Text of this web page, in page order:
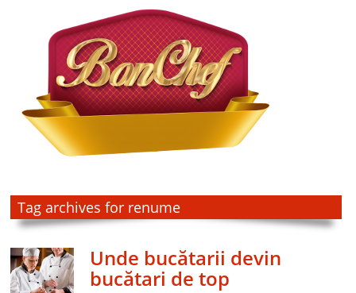
Tag archives for renume
Unde bucătarii devin
bucătari de top